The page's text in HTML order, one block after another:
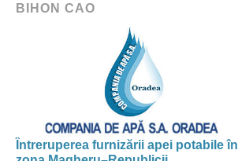
BIHON CAO
Întreruperea furnizării apei potabile în